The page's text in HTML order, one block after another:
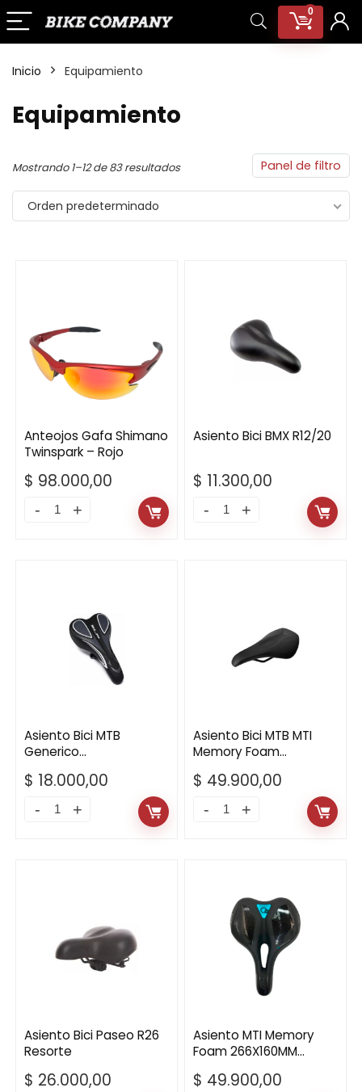
0
Inicio Equipamiento
Equipamiento
Panel de filtro
Mostrando 1–12 de 83 resultados
Orden predeterminado
Anteojos Gafa Shimano
Twinspark – Rojo
$ 98.000,00
Anteojos
quantity
Asiento Bici BMX R12/20
$ 11.300,00
Asiento
Asiento Bici MTB
Generico
$ 18.000,00
Asiento
Asiento Bici MTB MTI
Memory Foam
$ 49.900,00
Asiento
Memory
Foam
266X150MM
Asiento Bici Paseo R26
Resorte
$ 26.000,00
Asiento MTI Memory
Foam 266X160MM
$ 49.900,00